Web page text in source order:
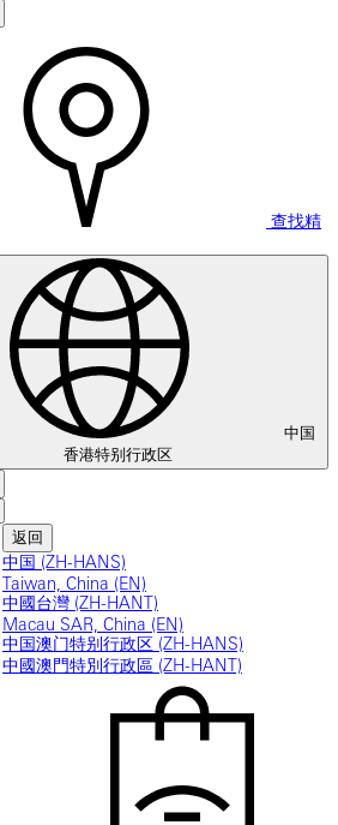
查找精
中国
香港特别行政区
返回
中国 (ZH-HANS)
Taiwan, China (EN)
中國台灣 (ZH-HANT)
Macau SAR, China (EN)
中国澳门特别行政区 (ZH-HANS)
中國澳門特別行政區 (ZH-HANT)